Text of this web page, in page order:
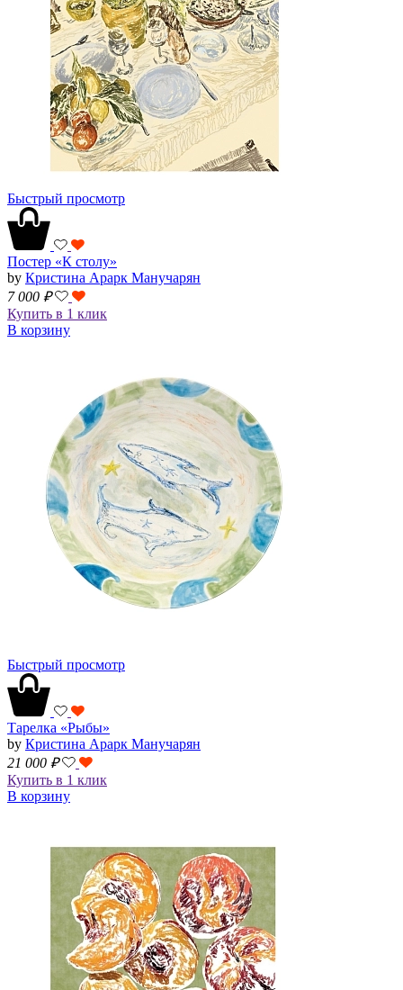
Быстрый просмотр
Постер «К столу»
by Кристина Арарк Манучарян
7 000 ₽
Купить в 1 клик
В корзину
Быстрый просмотр
Тарелка «Рыбы»
by Кристина Арарк Манучарян
21 000 ₽
Купить в 1 клик
В корзину